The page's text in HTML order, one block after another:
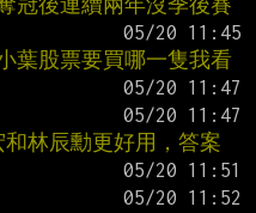
冠後連續兩年沒季後賽
葉股票要買哪一隻我看
林辰勳更好用，答案